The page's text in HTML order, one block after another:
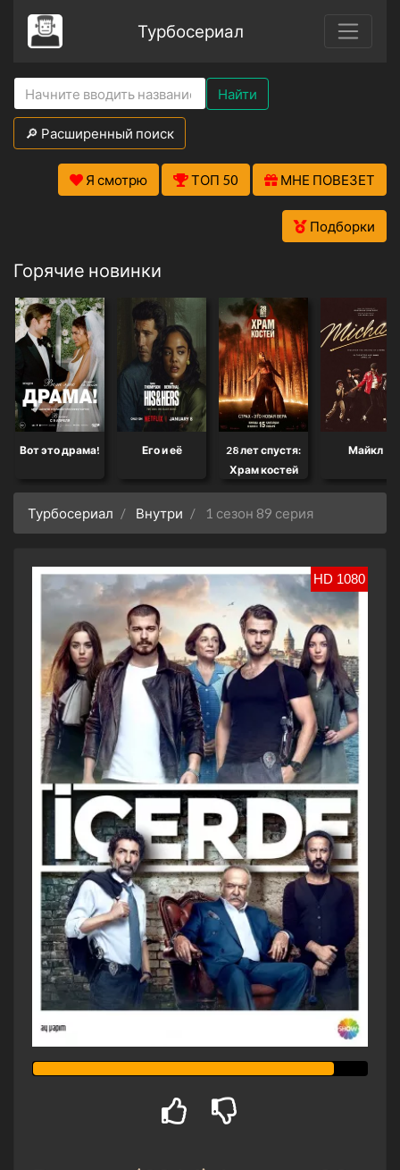
Турбосериал
Найти
🔎 Расширенный поиск
Я смотрю ТОП 50 МНЕ ПОВЕЗЕТ
Подборки
Горячие новинки
Вот это драма! Его и её
28 лет спустя:
Храм костей
Майкл
Турбосериал Внутри 1 сезон 89 серия
HD 1080